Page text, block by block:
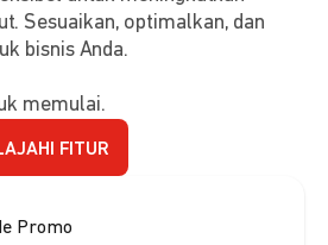
Sesuaikan, optimalkan, dan
bisnis Anda.
memulai.
FITUR
Promo